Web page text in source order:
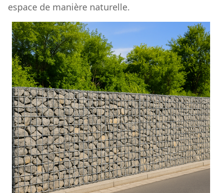
espace de manière naturelle.